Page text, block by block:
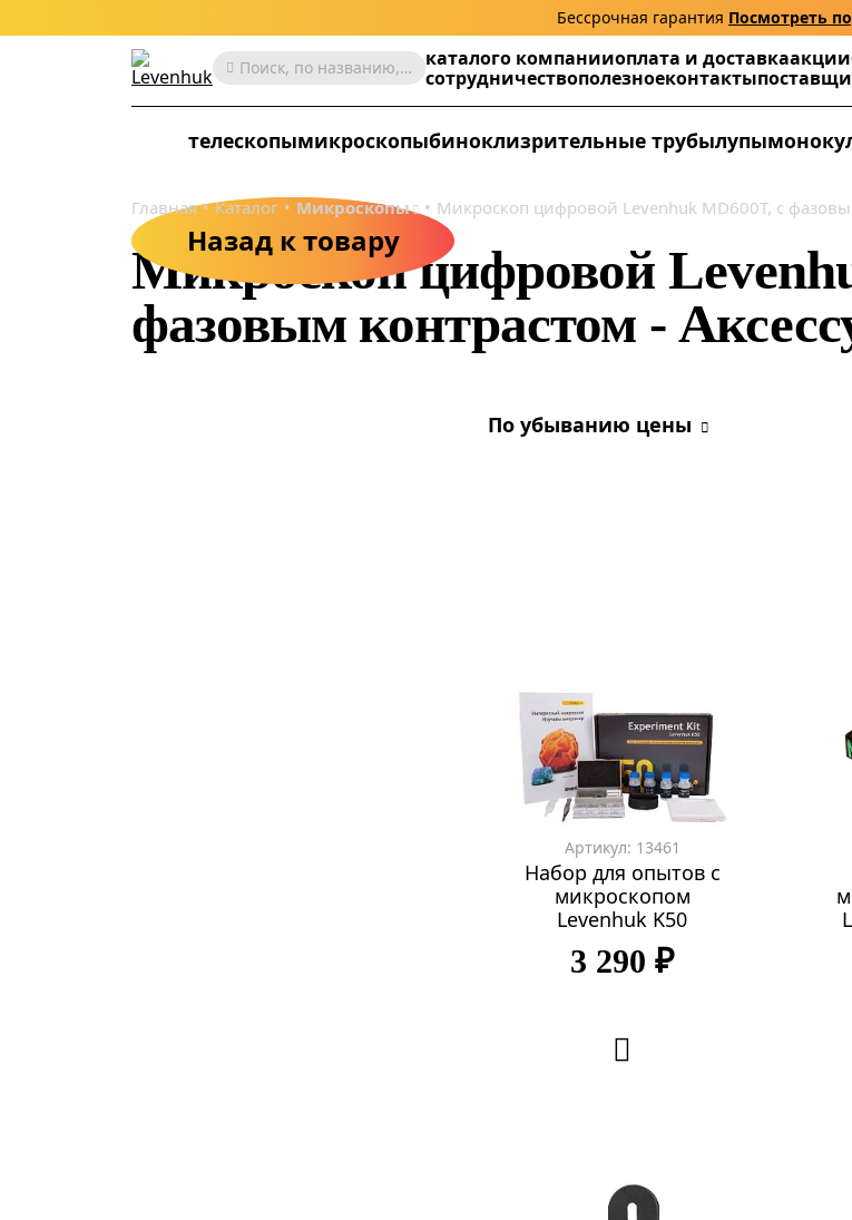
Бессрочная гарантия Посмотреть
Поиск, по названию, артикулу, категории и др. каталого компанииоплата и доставкаакции
сотрудничествополезноеконтакты
телескопымикроскопыбиноклизрительные трубылупы
Главная Каталог Микроскопы Микроскоп цифровой Levenhuk MD600T, с
Микроскоп цифровой
фазовым контрастом -
Назад к товару
По убыванию цены
Артикул: 13461
Набор для опытов с
микроскопом
Levenhuk K50
3 290 ₽